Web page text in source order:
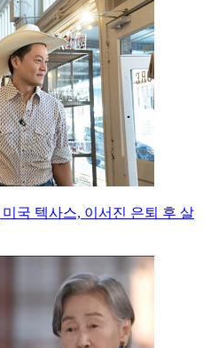
국 텍사스, 이서진 은퇴 후 살